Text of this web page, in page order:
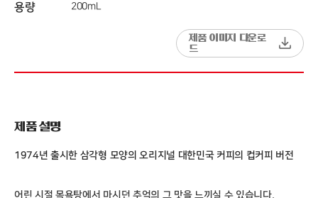
용량 200mL
제품 이미지 다운로
드
제품 설명
1974년 출시한 삼각형 모양의 오리지널 대한민국 커피의 컵커피 버전
어린 시절 목욕탕에서 마시던 추억의 그 맛을 느끼실 수 있습니다.